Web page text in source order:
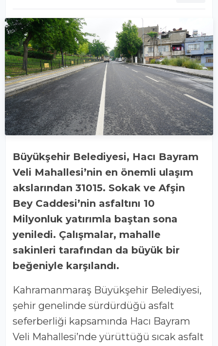
Büyükşehir Belediyesi, Hacı Bayram
Veli Mahallesi’nin en önemli ulaşım
akslarından 31015. Sokak ve Afşin
Bey Caddesi’nin asfaltını 10
Milyonluk yatırımla baştan sona
yeniledi. Çalışmalar, mahalle
sakinleri tarafından da büyük bir
beğeniyle karşılandı.
Kahramanmaraş Büyükşehir Belediyesi,
şehir genelinde sürdürdüğü asfalt
seferberliği kapsamında Hacı Bayram
Veli Mahallesi’nde yürüttüğü sıcak asfalt